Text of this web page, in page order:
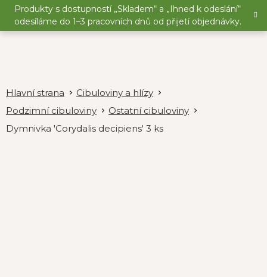
Přejít
obsah
Produkty s dostupností „Skladem“ a „Ihned k odeslání“
odesíláme do 1–3 pracovních dnů od přijetí objednávky.
Cibuloviny a hlízy
Podzimní cibuloviny
Ostatní cibuloviny
Dymnivka 'Corydalis decipiens' 3 ks